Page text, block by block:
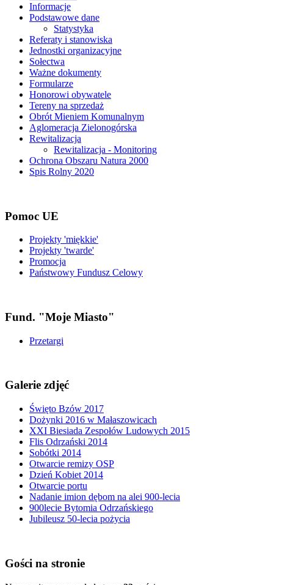
Informacje
Podstawowe dane
Statystyka
Referaty i stanowiska
Jednostki organizacyjne
Sołectwa
Ważne dokumenty
Formularze
Honorowi obywatele
Tereny na sprzedaż
Obrót Mieniem Komunalnym
Aglomeracja Zielonogórska
Rewitalizacja
Rewitalizacja - Monitoring
Ochrona Obszaru Natura 2000
Spis Rolny 2020
Pomoc UE
Projekty 'miękkie'
Projekty 'twarde'
Promocja
Państwowy Fundusz Celowy
Fund. "Moje Miasto"
Przetargi
Galerie zdjęć
Święto Bzów 2017
Dożynki 2016 w Małaszowicach
XXI Biesiada Zespołów Ludowych 2015
Flis Odrzański 2014
Sobótki 2014
Otwarcie remizy OSP
Dzień Kobiet 2014
Otwarcie portu
Nadanie imion dębom na alei 900-lecia
900lecie Bytomia Odrzańskiego
Jubileusz 50-lecia pożycia
Gości na stronie